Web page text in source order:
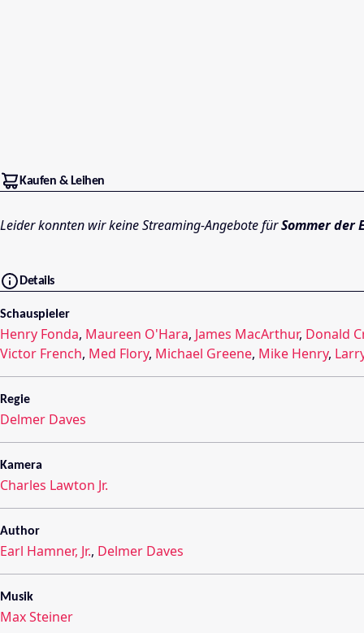
Kaufen & Leihen
Leider konnten wir keine Streaming-Angebote fürSommer der
Details
Schauspieler
Henry Fonda, Maureen O'Hara, James MacArthur, Donald
Victor French, Med Flory, Michael Greene, Mike Henry,
Regie
Delmer Daves
Kamera
Charles Lawton Jr.
Author
Earl Hamner, Jr., Delmer Daves
Musik
Max Steiner